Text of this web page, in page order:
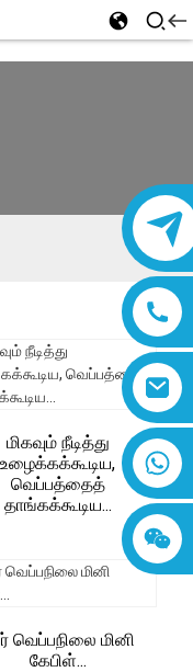
மிகவும் நீடித்து
உழைக்கக்கூடிய,
வெப்பத்தைத்
தாங்கக்கூடிய...
வெப்பநிலை மினி
கேபிள்...